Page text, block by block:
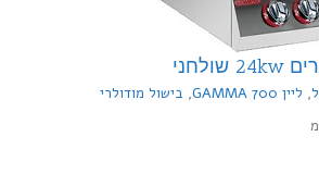
, ליין 700 GAMMA , בישול מודולרי